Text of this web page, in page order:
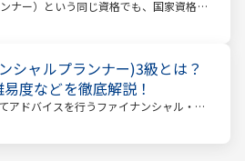
ナー）という同じ資格でも、国家資格と
ます。
シャルプランナー)3級とは？
度などを徹底解説！
アドバイスを行うファイナンシャル・プ
ル・プランナーとして働くときに、大